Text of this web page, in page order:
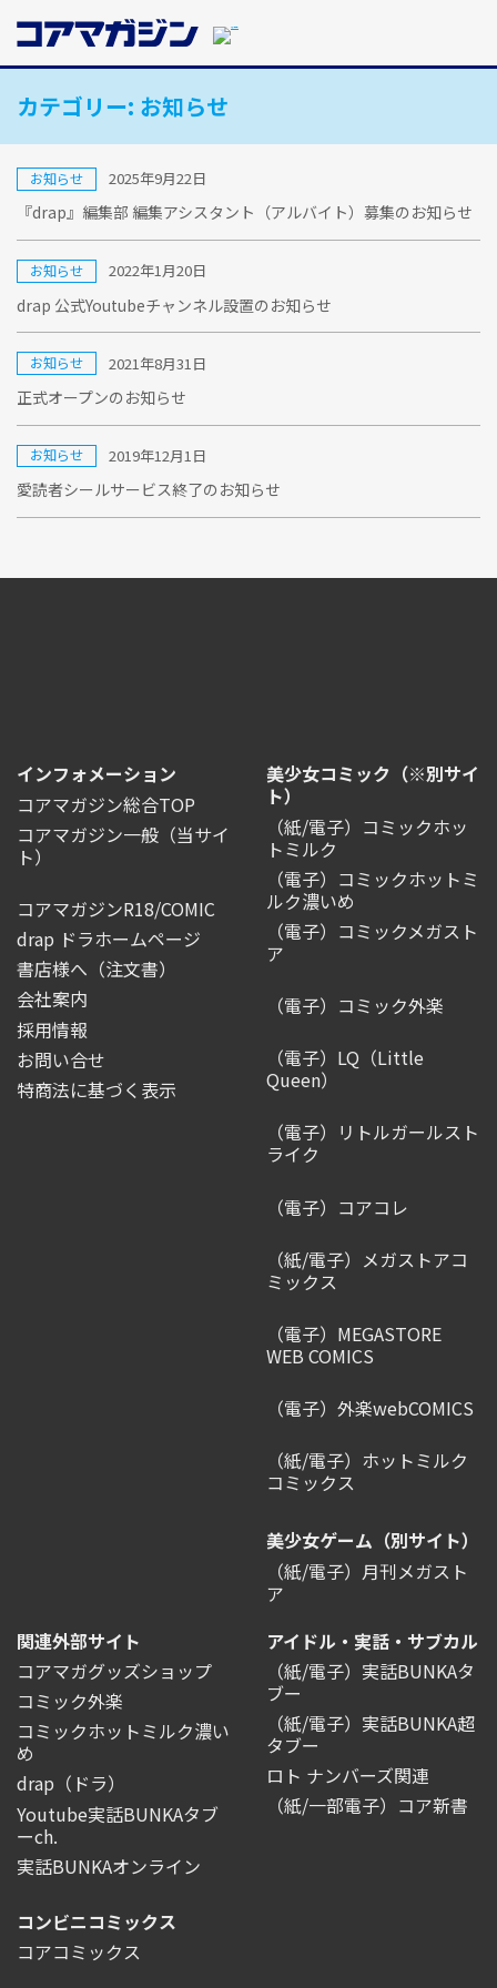
ン
カテゴリー: お知らせ
お知らせ 2025年9月22日
『drap』編集部 編集アシスタント（アルバイト）募集のお知らせ
お知らせ 2022年1月20日
drap 公式Youtubeチャンネル設置のお知らせ
お知らせ 2021年8月31日
正式オープンのお知らせ
お知らせ 2019年12月1日
愛読者シールサービス終了のお知らせ
インフォメーション
コアマガジン総合TOP
コアマガジン一般 （当サイ
ト）
コアマガジンR18/COMIC
drap ドラホームページ
書店様へ（注文書）
会社案内
採用情報
お問い合せ
特商法に基づく表示
美少女コミック（※別サイ
ト）
（紙/電子）コミックホッ
トミルク
（電子）コミックホットミ
ルク濃いめ
（電子）コミックメガスト
ア
（電子）コミック外楽
（電子）LQ（Little
Queen）
（電子）リトルガールスト
ライク
（電子）コアコレ
（紙/電子）メガストアコ
ミックス
（電子）MEGASTORE
WEB COMICS
（電子）外楽webCOMICS
（紙/電子）ホットミルク
コミックス
美少女ゲーム（別サイト）
（紙/電子）月刊メガスト
ア
関連外部サイト
コアマガグッズショップ
コミック外楽
コミックホットミルク濃い
め
drap（ドラ）
Youtube実話BUNKAタブ
ーch.
実話BUNKAオンライン
アイドル・実話・サブカル
（紙/電子）実話BUNKAタ
ブー
（紙/電子）実話BUNKA超
タブー
ロト ナンバーズ関連
（紙/一部電子）コア新書
コンビニコミックス
コアコミックス